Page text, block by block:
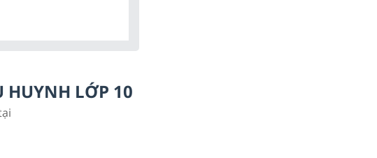
HUYNH LỚP 10